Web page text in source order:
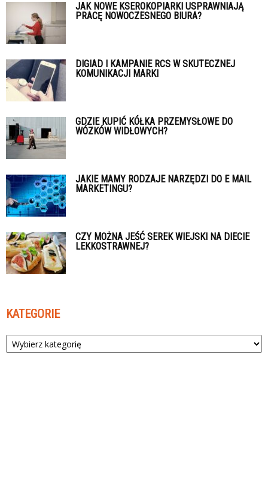
JAK NOWE KSEROKOPIARKI USPRAWNIAJĄ
PRACĘ NOWOCZESNEGO BIURA?
DIGIAD I KAMPANIE RCS W SKUTECZNEJ
KOMUNIKACJI MARKI
GDZIE KUPIĆ KÓŁKA PRZEMYSŁOWE DO
WÓZKÓW WIDŁOWYCH?
JAKIE MAMY RODZAJE NARZĘDZI DO E MAIL
MARKETINGU?
CZY MOŻNA JEŚĆ SEREK WIEJSKI NA DIECIE
LEKKOSTRAWNEJ?
KATEGORIE
Kategorie